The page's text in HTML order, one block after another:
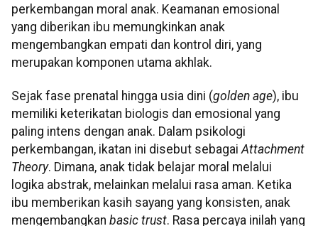
perkembangan moral anak. Keamanan emosional
yang diberikan ibu memungkinkan anak
mengembangkan empati dan kontrol diri, yang
merupakan komponen utama akhlak.
Sejak fase prenatal hingga usia dini (golden age), ibu
memiliki keterikatan biologis dan emosional yang
paling intens dengan anak. Dalam psikologi
perkembangan, ikatan ini disebut sebagaiAttachment
Theory. Dimana, anak tidak belajar moral melalui
logika abstrak, melainkan melalui rasa aman. Ketika
ibu memberikan kasih sayang yang konsisten, anak
mengembangkan basic trust. Rasa percaya inilah yang